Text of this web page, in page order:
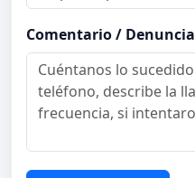
Comentario / Denuncia